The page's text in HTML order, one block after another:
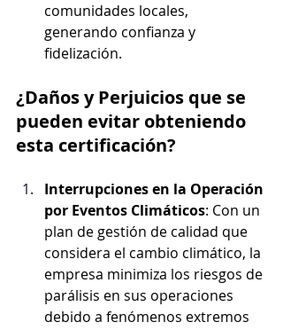
comunidades locales,
generando confianza y
fidelización.
¿Daños y Perjuicios que se
pueden evitar obteniendo
esta certificación?
Interrupciones en la Operación
por Eventos Climáticos: Con un
plan de gestión de calidad que
considera el cambio climático, la
empresa minimiza los riesgos de
parálisis en sus operaciones
debido a fenómenos extremos